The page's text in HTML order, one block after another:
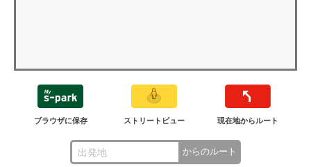
ブラウザに保存 ストリートビュー 現在地からルート
からのルート